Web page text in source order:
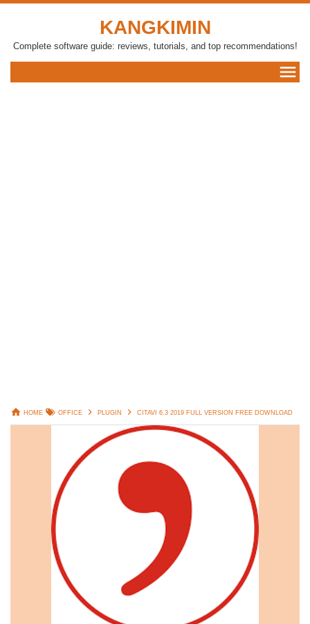
KANGKIMIN
Complete software guide: reviews, tutorials, and top recommendations!
HOME OFFICE PLUGIN CITAVI 6.3 2019 FULL VERSION FREE DOWNLOAD